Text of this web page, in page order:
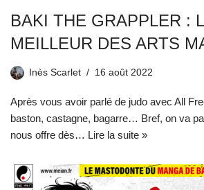
BAKI THE GRAPPLER :
MEILLEUR DES ARTS
Inès Scarlet 16 août 2022
Après vous avoir parlé de judo avec All
baston, castagne, bagarre… Bref, on va
nous offre dès… Lire la suite »